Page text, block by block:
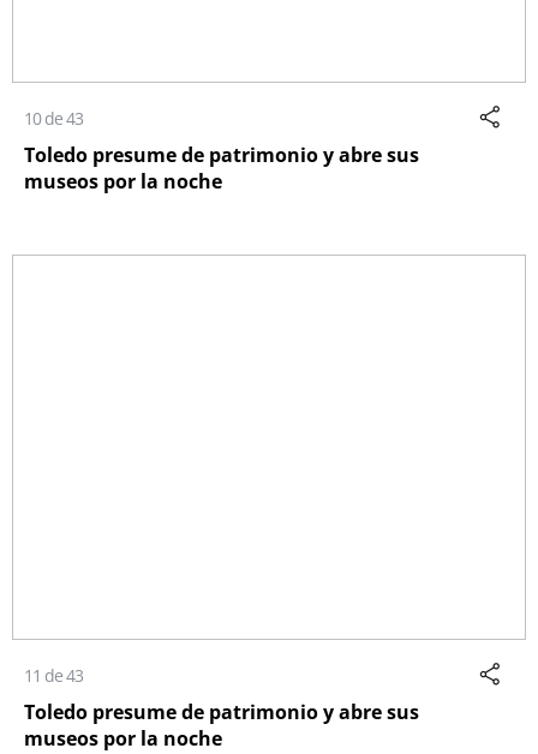
10 de 43
Toledo presume de patrimonio y abre sus
museos por la noche
11 de 43
Toledo presume de patrimonio y abre sus
museos por la noche